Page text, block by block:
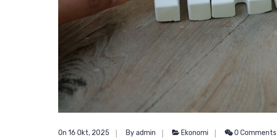
On 16 Okt, 2025 By admin Ekonomi 0 Comments